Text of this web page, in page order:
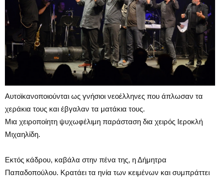
Αυτοϊκανοποιούνται ως γνήσιοι νεοέλληνες που άπλωσαν τα
χεράκια τους και έβγαλαν τα ματάκια τους.
Μια χειροποίητη ψυχωφέλιμη παράσταση δια χειρός Ιεροκλή
Μιχαηλίδη.
Εκτός κάδρου, καβάλα στην πένα της, η Δήμητρα
Παπαδοπούλου. Κρατάει τα ηνία των κειμένων και συμπράττει